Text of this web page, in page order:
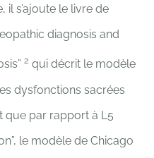
il s’ajoute le livre de
diagnosis and
2 qui décrit le modèle
dysfonctions sacrées
que par rapport à L5
le modèle de Chicago